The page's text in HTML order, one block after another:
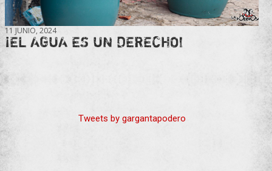
11 JUNIO, 2024
¡EL AGUA ES UN DERECHO!
Tweets by gargantapodero